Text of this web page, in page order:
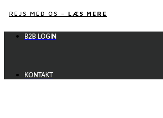
tilREJS MED OS – LÆS MERE
B2B LOGIN
KONTAKT